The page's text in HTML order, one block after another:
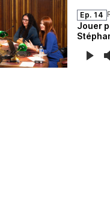
Ep. 14
Jouer